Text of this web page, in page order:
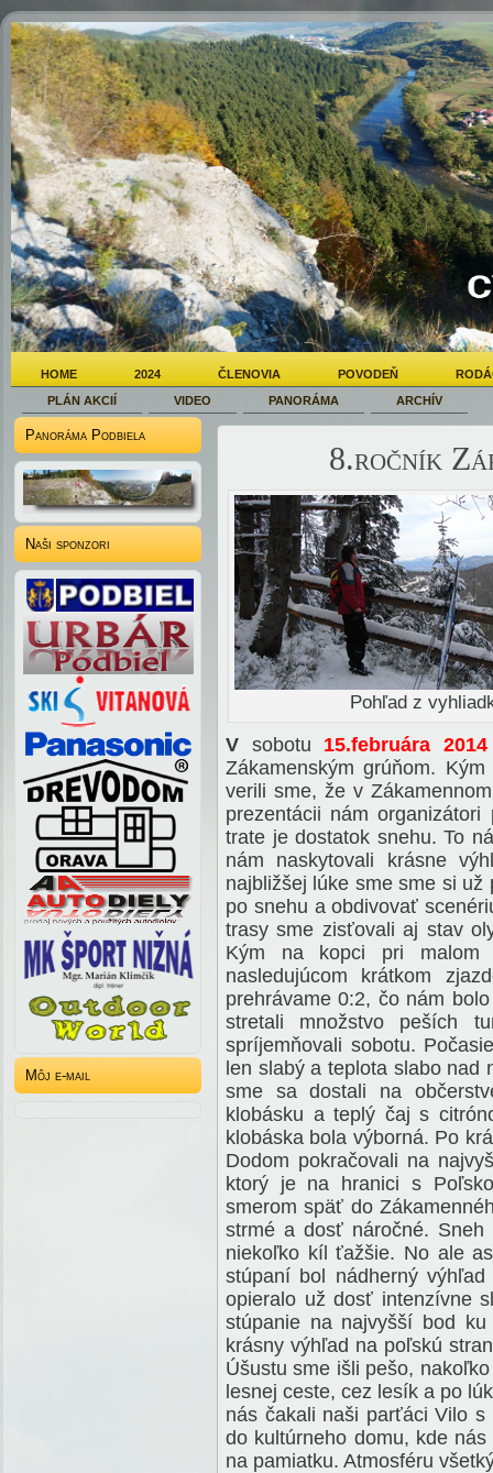
HOME 2024 ČLENOVIA POVODEŇ
PLÁN AKCIÍ
VIDEO PANORÁMA ARCHÍV
Panoráma Podbiela
Naši sponzori
Môj e-mail
8.ročník
Pohľad z
V sobotu 15.februára
Zákamenským grúňom.
verili sme, že v
prezentácii nám
trate je dostatok snehu. To
nám naskytovali krásne
najbližšej lúke sme sme si
po snehu a obdivovať
trasy sme zisťovali aj stav
Kým na kopci pri malom
nasledujúcom krátkom
prehrávame 0:2, čo nám
stretali množstvo peších
spríjemňovali sobotu.
len slabý a teplota slabo nad
sme sa dostali na
klobásku a teplý čaj s
klobáska bola výborná. Po
Dodom pokračovali na
ktorý je na hranici s
smerom späť do
strmé a dosť náročné.
niekoľko kíl ťažšie. No ale
stúpaní bol nádherný
opieralo už dosť intenzívne
stúpanie na najvyšší bod
krásny výhľad na poľskú
Úšustu sme išli pešo,
lesnej ceste, cez lesík a po
nás čakali naši parťáci Vilo
do kultúrneho domu, kde
na pamiatku. Atmosféru